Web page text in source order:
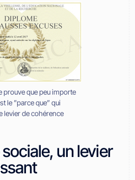
prouve que peu importe
le ”parce que” qui
levier de cohérence
un levier